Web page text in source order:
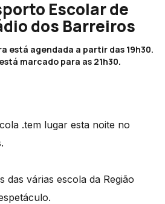
Escolar de
dos Barreiros
está agendada a partir das 19h30.
marcado para as 21h30.
.tem lugar esta noite no
das várias escola da Região